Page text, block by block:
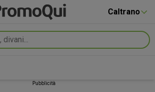
Caltrano
Pubblicità